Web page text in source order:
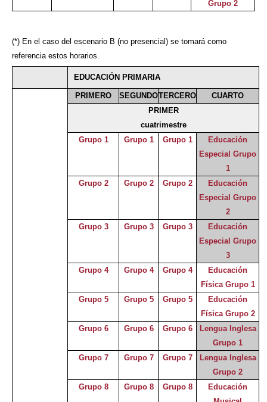
Grupo 2
(*) En el caso del escenario B (no presencial) se tomará como
referencia estos horarios.
EDUCACIÓN PRIMARIA
PRIMERO SEGUNDOTERCERO
CUARTO
PRIMER
cuatrimestre
Grupo 1
Grupo 1 Grupo 1
Educación
Especial Grupo
1
Grupo 2
Grupo 2 Grupo 2
Educación
Especial Grupo
2
Grupo 3
Grupo 3 Grupo 3
Educación
Especial Grupo
3
Grupo 4
Grupo 4 Grupo 4
Educación
Física Grupo 1
Grupo 5
Grupo 5 Grupo 5
Educación
Física Grupo 2
Grupo 6
Grupo 6 Grupo 6
Lengua Inglesa
Grupo 1
Grupo 7
Grupo 7 Grupo 7
Lengua Inglesa
Grupo 2
Grupo 8
Grupo 8 Grupo 8
Educación